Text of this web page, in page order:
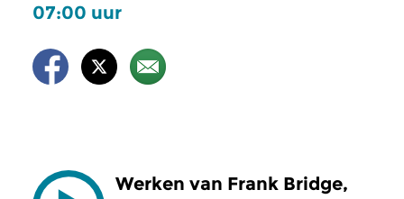
07:00 uur
Werken van Frank Bridge,